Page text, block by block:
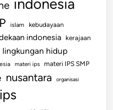
indonesia
islam kebudayaan
indonesia kerajaan
lingkungan hidup
materi ips materi IPS SMP
nusantara organisasi